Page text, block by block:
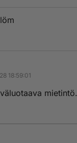
18:59:01
mietintö.